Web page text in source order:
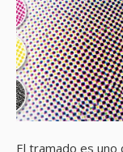
El tramado es